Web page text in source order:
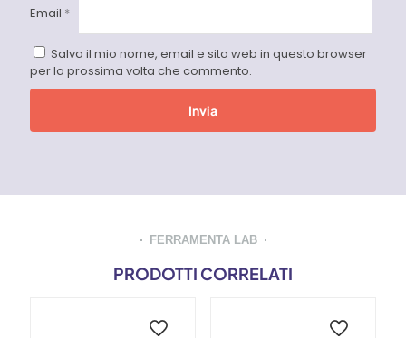
Email *
Salva il mio nome, email e sito web in questo browser
per la prossima volta che commento.
FERRAMENTA LAB
PRODOTTI CORRELATI